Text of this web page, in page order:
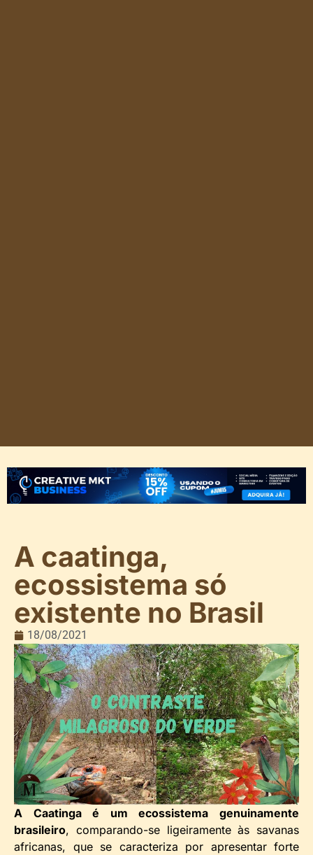
A caatinga,
ecossistema só
existente no Brasil
18/08/2021
A Caatinga é um ecossistema genuinamente
brasileiro, comparando-se ligeiramente às savanas
africanas, que se caracteriza por apresentar forte